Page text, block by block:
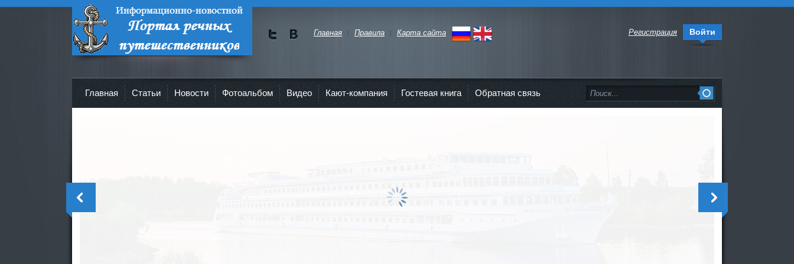
Портал речных путешественников -
Регистрация Войти
Главная Правила Карта сайта
Главная Cтатьи Новости Фотоальбом Видео Кают-компания Гостевая книга Обратная связь